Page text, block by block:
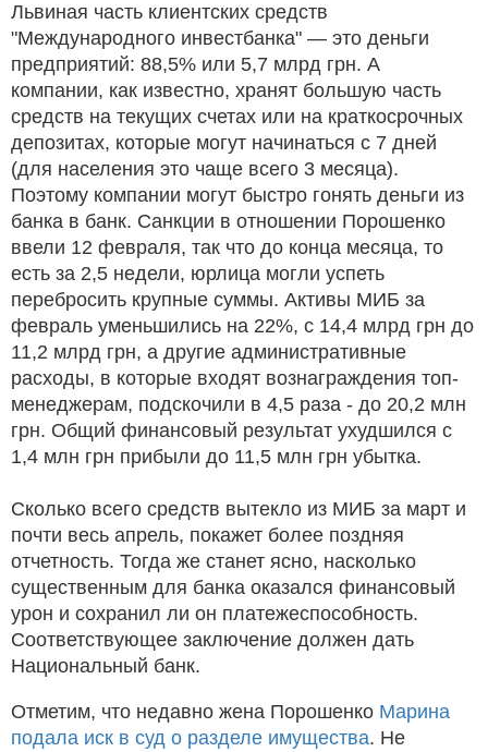
Львиная часть клиентских средств
"Международного инвестбанка" — это деньги
предприятий: 88,5% или 5,7 млрд грн. А
компании, как известно, хранят большую часть
средств на текущих счетах или на краткосрочных
депозитах, которые могут начинаться с 7 дней
(для населения это чаще всего 3 месяца).
Поэтому компании могут быстро гонять деньги из
банка в банк. Санкции в отношении Порошенко
ввели 12 февраля, так что до конца месяца, то
есть за 2,5 недели, юрлица могли успеть
перебросить крупные суммы. Активы МИБ за
февраль уменьшились на 22%, с 14,4 млрд грн до
11,2 млрд грн, а другие административные
расходы, в которые входят вознаграждения топ-
менеджерам, подскочили в 4,5 раза - до 20,2 млн
грн. Общий финансовый результат ухудшился с
1,4 млн грн прибыли до 11,5 млн грн убытка.
Сколько всего средств вытекло из МИБ за март и
почти весь апрель, покажет более поздняя
отчетность. Тогда же станет ясно, насколько
существенным для банка оказался финансовый
урон и сохранил ли он платежеспособность.
Соответствующее заключение должен дать
Национальный банк.
Отметим, что недавно жена Порошенко Марина
подала иск в суд о разделе имущества. Не